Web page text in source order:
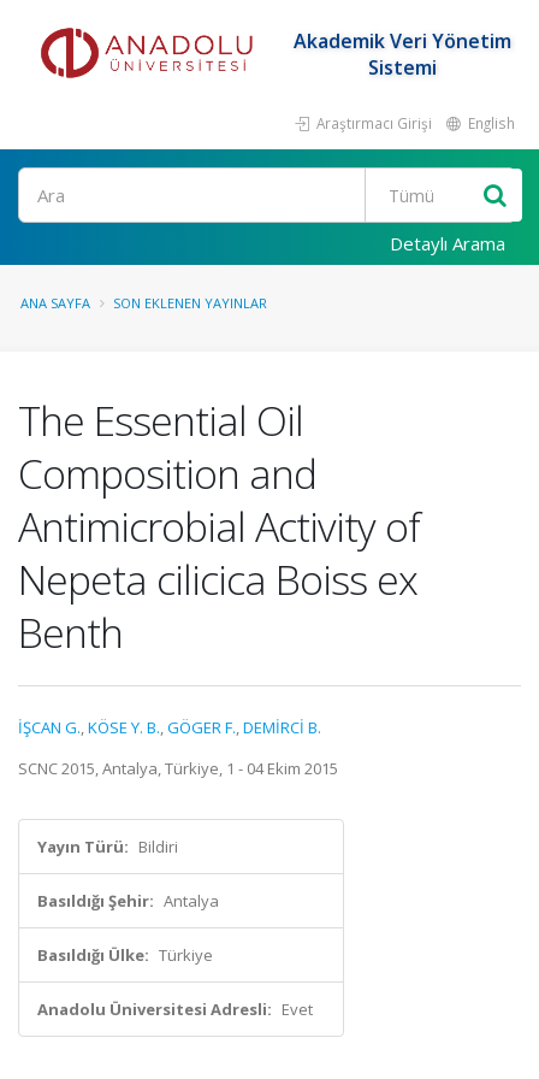
Akademik Veri Yönetim
Sistemi
Araştırmacı Girişi English
Ara
Detaylı Arama
ANA SAYFA SON EKLENEN YAYINLAR
The Essential Oil
Composition and
Antimicrobial Activity of
Nepeta cilicica Boiss ex
Benth
İŞCAN G.,KÖSE Y. B.,GÖGER F.,DEMİRCİ B.
SCNC 2015, Antalya, Türkiye, 1 - 04 Ekim 2015
Yayın Türü: Bildiri
Basıldığı Şehir: Antalya
Basıldığı Ülke: Türkiye
Anadolu Üniversitesi Adresli: Evet